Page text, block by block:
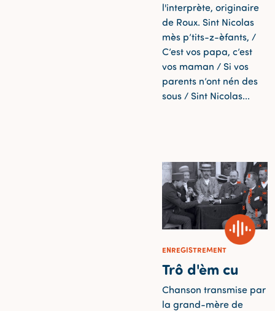
l'interprète, originaire
de Roux. Sint Nicolas
mès p’tits-z-èfants, /
C’est vos papa, c’est
vos maman / Si vos
parents n’ont nén des
sous / Sint Nicolas...
ENREGISTREMENT
Trô d'èm cu
Chanson transmise par
la grand-mère de